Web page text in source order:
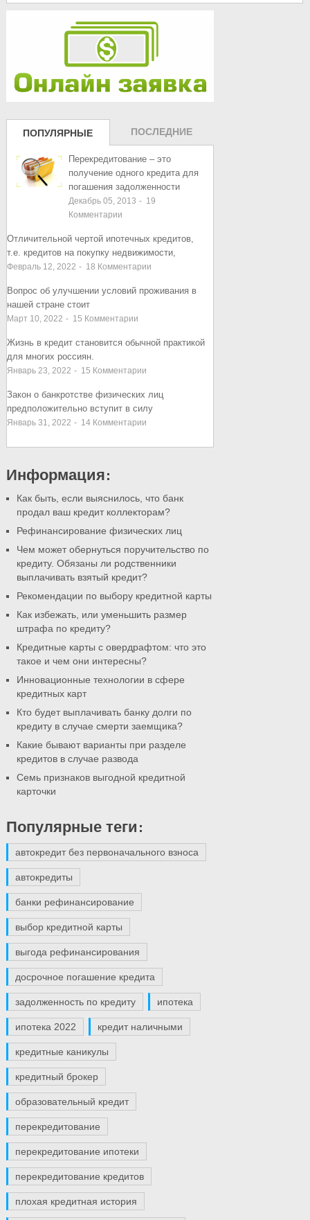
ПОПУЛЯРНЫЕ
ЗАПИСИ
ПОСЛЕДНИЕ
ЗАПИСИ
Перекредитование – это
получение одного кредита для
погашения задолженности
Декабрь 05, 2013 - 19
Комментарии
Отличительной чертой ипотечных кредитов,
т.е. кредитов на покупку недвижимости,
Февраль 12, 2022 - 18 Комментарии
Вопрос об улучшении условий проживания в
нашей стране стоит
Март 10, 2022 - 15 Комментарии
Жизнь в кредит становится обычной практикой
для многих россиян.
Январь 23, 2022 - 15 Комментарии
Закон о банкротстве физических лиц
предположительно вступит в силу
Январь 31, 2022 - 14Комментарии
Информация:
Как быть, если выяснилось, что банк
продал ваш кредит коллекторам?
Рефинансирование физических лиц
Чем может обернуться поручительство по
кредиту. Обязаны ли родственники
выплачивать взятый кредит?
Рекомендации по выбору кредитной карты
Как избежать, или уменьшить размер
штрафа по кредиту?
Кредитные карты с овердрафтом: что это
такое и чем они интересны?
Инновационные технологии в сфере
кредитных карт
Кто будет выплачивать банку долги по
кредиту в случае смерти заемщика?
Какие бывают варианты при разделе
кредитов в случае развода
Семь признаков выгодной кредитной
карточки
Популярные теги:
автокредит без первоначального взноса
автокредиты
банки рефинансирование
выбор кредитной карты
выгода рефинансирования
досрочное погашение кредита
задолженность по кредиту ипотека
ипотека 2022 кредит наличными
кредитные каникулы
кредитный брокер
образовательный кредит
перекредитование
перекредитование ипотеки
перекредитование кредитов
плохая кредитная история